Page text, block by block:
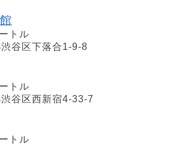
トル
谷区下落合1-9-8
トル
谷区西新宿4-33-7
トル